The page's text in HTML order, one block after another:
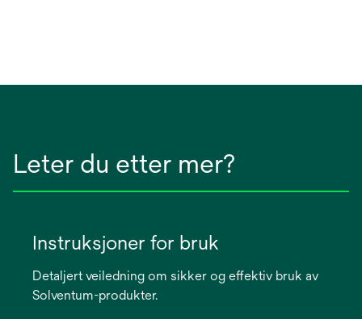
Leter du etter mer?
Instruksjoner for bruk
Detaljert veiledning om sikker og effektiv bruk av
Solventum-produkter.